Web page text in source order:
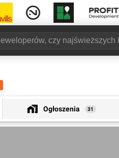
Ogłoszenia 31